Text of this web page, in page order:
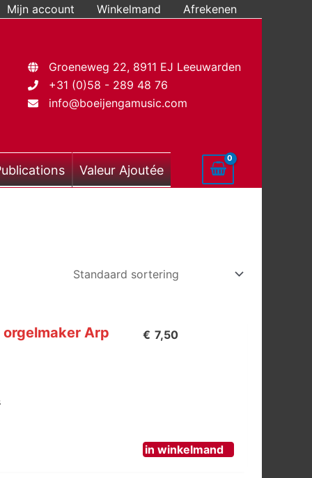
Mijn account Winkelmand Afrekenen
Groeneweg 22, 8911 EJ Leeuwarden
+31 (0)58 - 289 48 76
info@boeijengamusic.com
Valeur Ajoutée
Arp
€ 7,50
in winkelmand